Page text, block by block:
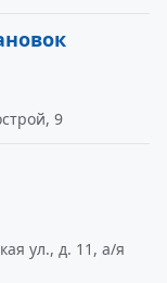
9
ул., д. 11, а/я